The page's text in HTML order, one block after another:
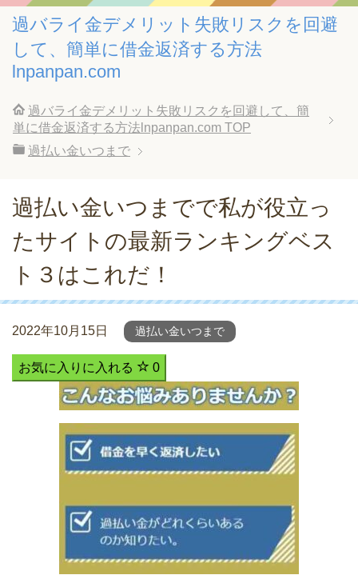
過バライ金デメリット失敗リスクを回避
して、簡単に借金返済する方法
lnpanpan.com
過バライ金デメリット失敗リスクを回避して、簡
単に借金返済する方法lnpanpan.com TOP
過払い金いつまで
過払い金いつまでで私が役立っ
たサイトの最新ランキングベス
ト３はこれだ！
2022年10月15日 過払い金いつまで
お気に入りに入れる 0